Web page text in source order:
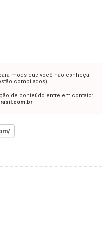
mods que você não conheça
compilados)
de conteúdo entre em contato: